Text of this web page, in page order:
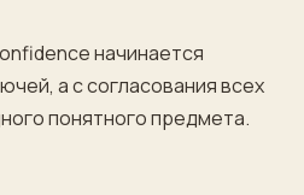
начинается
а с согласования всех
понятного предмета.